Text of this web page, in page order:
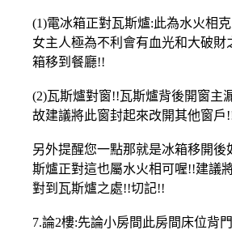
(1)電冰箱正對瓦斯爐:此為水火相
女主人極為不利會有血光和大破財
箱移到餐廳!!
(2)瓦斯爐對窗!!瓦斯爐背後開窗主
故建議將此窗封起來改開其他窗戶
另外提醒您一點那就是冰箱移開後
斯爐正對這也屬水火相可喔!!建議
對到瓦斯爐之處!!切記!!
7.論2樓:先論小房間此房間床位背